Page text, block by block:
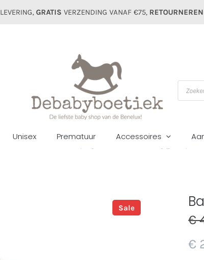
LEVERING, GRATIS VERZENDING VANAF €75, RETOURNEREN
zoeken
Unisex Prematuur Accessoires
Sale
€
€